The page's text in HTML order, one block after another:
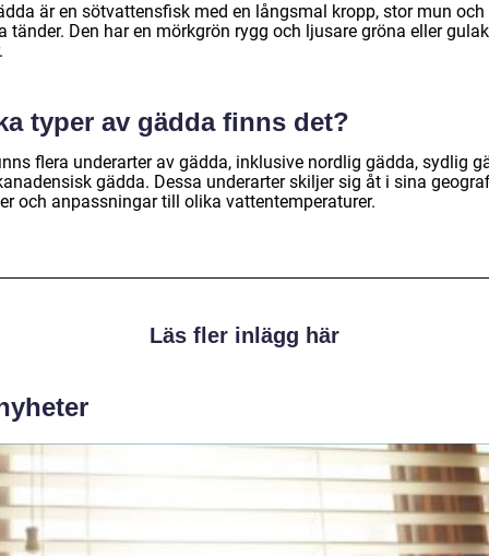
är en sötvattensfisk med en långsmal kropp, stor mun och
tänder. Den har en mörkgrön rygg och ljusare gröna eller
typer av gädda finns det?
flera underarter av gädda, inklusive nordlig gädda, sydlig
gädda. Dessa underarter skiljer sig åt i sina
och anpassningar till olika vattentemperaturer.
Läs fler inlägg här